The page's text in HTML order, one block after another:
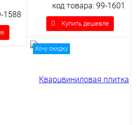
1588
код товара: 99-1601
Купить дешевле
Хочу скидку